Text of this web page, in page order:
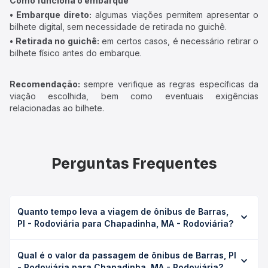
• Embarque direto: algumas viações permitem apresentar o
bilhete digital, sem necessidade de retirada no guichê.
• Retirada no guichê: em certos casos, é necessário retirar o
bilhete físico antes do embarque.
Recomendação: sempre verifique as regras específicas da
viação escolhida, bem como eventuais exigências
relacionadas ao bilhete.
Perguntas Frequentes
Quanto tempo leva a viagem de ônibus de Barras,
PI - Rodoviária para Chapadinha, MA - Rodoviária?
Chapadinha, MA - Rodoviária leva em média 5h 50min,
Qual é o valor da passagem de ônibus de Barras, PI